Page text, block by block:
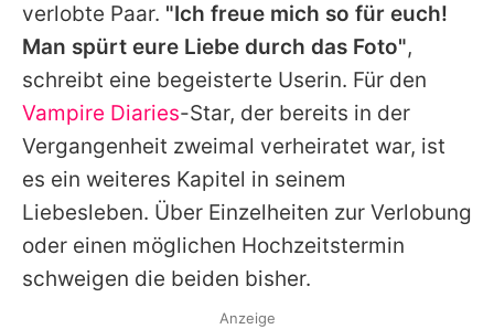
verlobte Paar. "Ich freue mich so für euch!
Man spürt eure Liebe durch das Foto",
schreibt eine begeisterte Userin. Für den
Vampire Diaries-Star, der bereits in der
Vergangenheit zweimal verheiratet war, ist
es ein weiteres Kapitel in seinem
Liebesleben. Über Einzelheiten zur Verlobung
oder einen möglichen Hochzeitstermin
schweigen die beiden bisher.
Anzeige